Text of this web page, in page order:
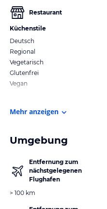
Restaurant
Küchenstile
Deutsch
Regional
Vegetarisch
Glutenfrei
Vegan
Mehr anzeigen
Umgebung
Entfernung zum
nächstgelegenen
Flughafen
> 100 km